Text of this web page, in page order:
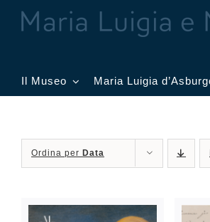
Il Museo
Sala Francesi Sala
Maria Luigia
Ordina per Data